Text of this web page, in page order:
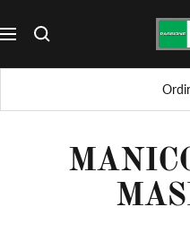
al
Navigazione